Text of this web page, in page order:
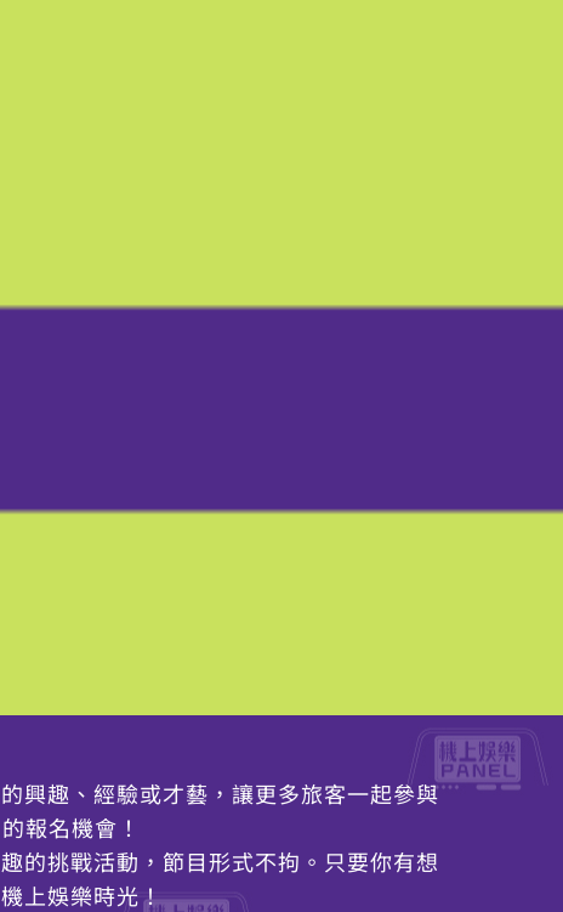
興趣、經驗或才藝，讓更多旅客一起參與
報名機會！
的挑戰活動，節目形式不拘。只要你有想
上娛樂時光！